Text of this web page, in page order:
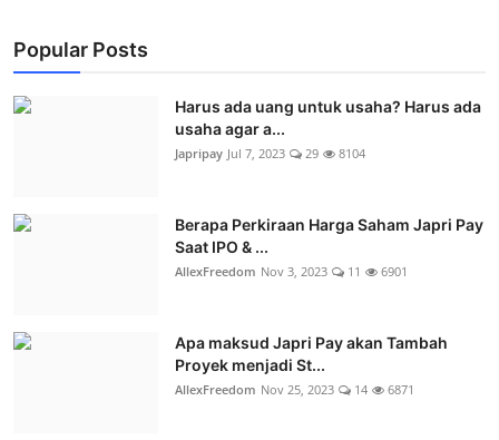
Popular Posts
Harus ada uang untuk usaha? Harus ada
usaha agar a...
Japripay Jul 7, 2023 29 8104
Berapa Perkiraan Harga Saham Japri Pay
Saat IPO & ...
AllexFreedom Nov 3, 2023 11 6901
Apa maksud Japri Pay akan Tambah
Proyek menjadi St...
AllexFreedom Nov 25, 2023 14 6871